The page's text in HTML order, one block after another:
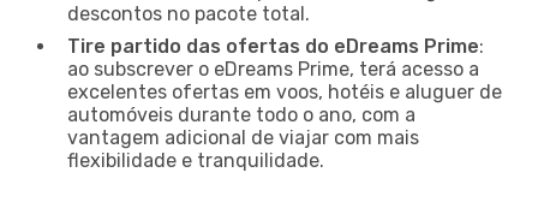
descontos no pacote total.
Tire partido das ofertas do eDreams Prime:
ao subscrever o eDreams Prime, terá acesso a
excelentes ofertas em voos, hotéis e aluguer de
automóveis durante todo o ano, com a
vantagem adicional de viajar com mais
flexibilidade e tranquilidade.